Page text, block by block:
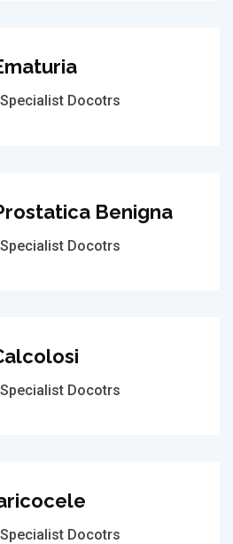
Specialist Docotrs
Benigna
Specialist Docotrs
Specialist Docotrs
Specialist Docotrs